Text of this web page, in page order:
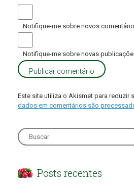
Notifique-me sobre novos
Notifique-me sobre novas
Este site utiliza o Akismet para reduzir
dados em comentários são
Search
for:
Posts recentes